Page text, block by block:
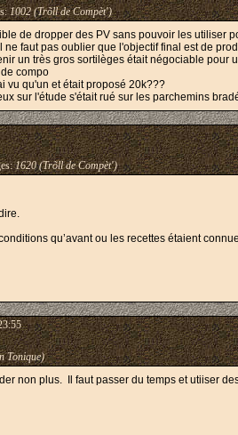
1002 (Trõll de Compèt')
de dropper des PV sans pouvoir les utiliser
faut pas oublier que l'objectif final est de
un très gros sortilèges était négociable pour
compo
vu qu'un et était proposé 20k???
sur l'étude s'était rué sur les parchemins
1620 (Trõll de Compèt')
qu’avant ou les recettes étaient
Tonique)
non plus. Il faut passer du temps et utiiser